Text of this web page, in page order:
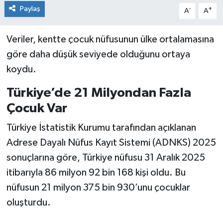
Paylaş A- A+
Veriler, kentte çocuk nüfusunun ülke ortalamasına
göre daha düşük seviyede olduğunu ortaya
koydu.
Türkiye’de 21 Milyondan Fazla
Çocuk Var
Türkiye İstatistik Kurumu tarafından açıklanan
Adrese Dayalı Nüfus Kayıt Sistemi (ADNKS) 2025
sonuçlarına göre, Türkiye nüfusu 31 Aralık 2025
itibarıyla 86 milyon 92 bin 168 kişi oldu. Bu
nüfusun 21 milyon 375 bin 930’unu çocuklar
oluşturdu.